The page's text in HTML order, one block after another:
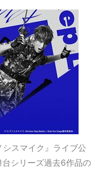
シスマイク』ライブ公
シリーズ過去6作品の